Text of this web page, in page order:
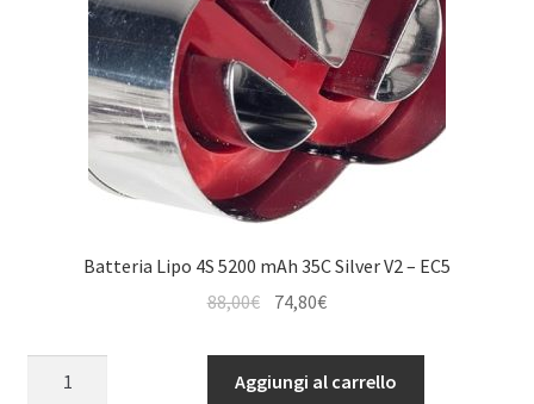
Batteria Lipo 4S 5200 mAh 35C Silver V2 – EC5
88,00€
originale
era:
74,80€Il
attuale
è:
Aggiungi al carrello